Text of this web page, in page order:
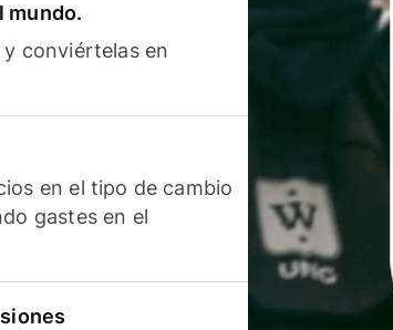
mundo.
conviértelas en
en el tipo de cambio
gastes en el